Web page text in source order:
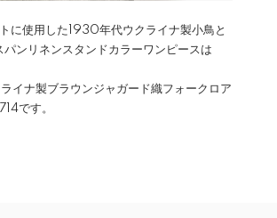
に使用した1930年代ウクライナ製小鳥と
パンリネンスタンドカラーワンピースは
イナ製ブラウンジャガード織フォークロア
です。